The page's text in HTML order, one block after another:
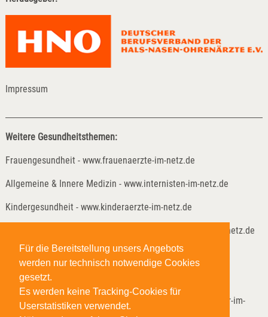
Für die Bereitstellung unsers Angebots
werden nur technisch notwendige Cookies
gesetzt.
Es werden keine Tracking-Cookies für
Userstatistiken verwendet.
Impressum
Weitere Gesundheitsthemen:
Frauengesundheit - www.frauenaerzte-im-netz.de
Allgemeine & Innere Medizin - www.internisten-im-netz.de
Kindergesundheit - www.kinderaerzte-im-netz.de
Kinder- und Jugendreha - www.kinder-und-jugendreha-im-netz.de
Weitere Gesundheitsthemen:
Lungenheilkunde - www.lungenaerzte-im-netz.de
Neurologie & Psychiatrie - www.neurologen-und-psychiater-im-